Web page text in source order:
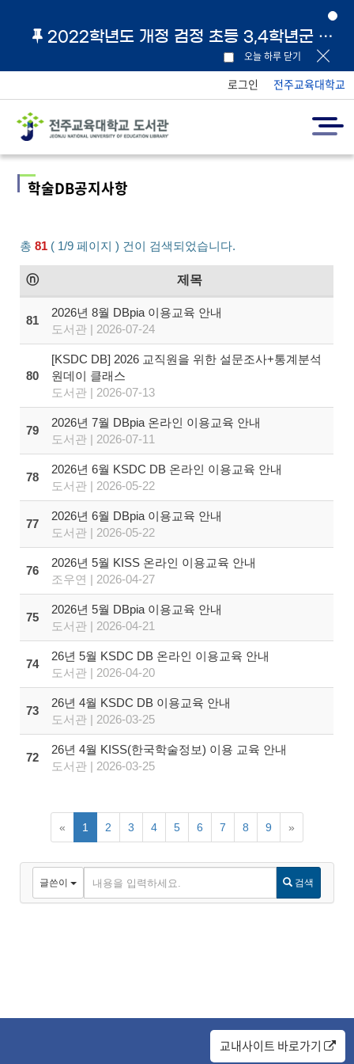
2022학년도 개정 검정 초등 3,4학년군 교과서 및 지도서 원문 링크 안내
오늘 하루 닫기
로그인 전주교육대학교
학술DB공지사항
총81 ( 1/9 페이지 ) 건이 검색되었습니다.
ⓝ 제목
81
2026년 8월 DBpia 이용교육 안내
도서관 | 2026-07-24
80
[KSDC DB] 2026 교직원을 위한 설문조사+통계분석
원데이 클래스
도서관 | 2026-07-13
79
2026년 7월 DBpia 온라인 이용교육 안내
도서관 | 2026-07-11
78
2026년 6월 KSDC DB 온라인 이용교육 안내
도서관 | 2026-05-22
77
2026년 6월 DBpia 이용교육 안내
도서관 | 2026-05-22
76
2026년 5월 KISS 온라인 이용교육 안내
조우연 | 2026-04-27
75
2026년 5월 DBpia 이용교육 안내
도서관 | 2026-04-21
74
26년 5월 KSDC DB 온라인 이용교육 안내
도서관 | 2026-04-20
73
26년 4월 KSDC DB 이용교육 안내
도서관 | 2026-03-25
72
26년 4월 KISS(한국학술정보) 이용 교육 안내
도서관 | 2026-03-25
« 1 2 3 4 5 6 7 8 9 »
글쓴이 검색
교내사이트 바로가기